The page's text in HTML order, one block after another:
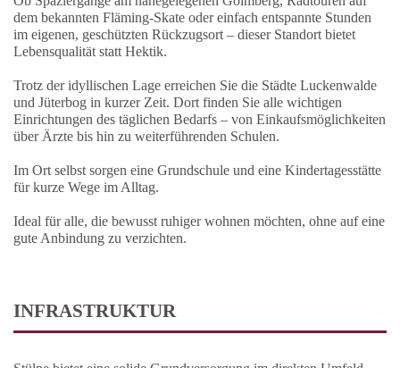
dem bekannten Fläming-Skate oder einfach entspannte Stunden
im eigenen, geschützten Rückzugsort – dieser Standort bietet
Lebensqualität statt Hektik.
Trotz der idyllischen Lage erreichen Sie die Städte Luckenwalde
und Jüterbog in kurzer Zeit. Dort finden Sie alle wichtigen
Einrichtungen des täglichen Bedarfs – von Einkaufsmöglichkeiten
über Ärzte bis hin zu weiterführenden Schulen.
Im Ort selbst sorgen eine Grundschule und eine Kindertagesstätte
für kurze Wege im Alltag.
Ideal für alle, die bewusst ruhiger wohnen möchten, ohne auf eine
gute Anbindung zu verzichten.
INFRASTRUKTUR